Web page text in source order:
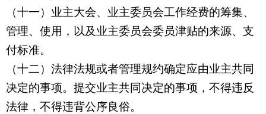
（十一）业主大会、业主委员会工作经费的筹集、
管理、使用，以及业主委员会委员津贴的来源、支
付标准。
（十二）法律法规或者管理规约确定应由业主共同
决定的事项。提交业主共同决定的事项，不得违反
法律，不得违背公序良俗。